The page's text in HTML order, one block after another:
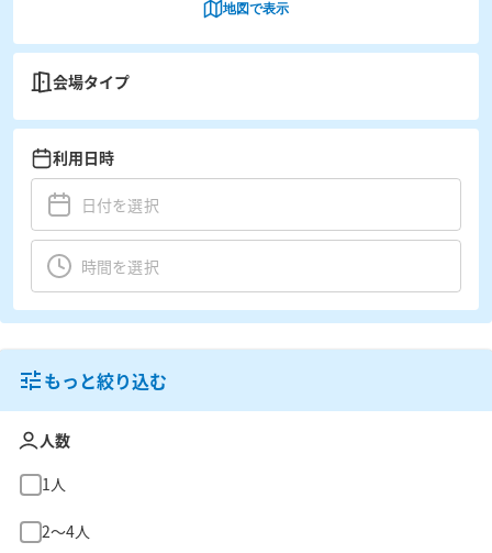
地図で表示
会場タイプ
利用日時
もっと絞り込む
人数
1人
2〜4人